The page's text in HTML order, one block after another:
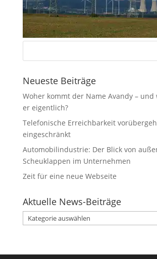
Neueste Beiträge
Woher kommt der Name Avandy – und
er eigentlich?
Telefonische Erreichbarkeit
eingeschränkt
Automobilindustrie: Der Blick von
Scheuklappen im Unternehmen
Zeit für eine neue Webseite
Aktuelle News-Beiträge
Aktuelle
News-